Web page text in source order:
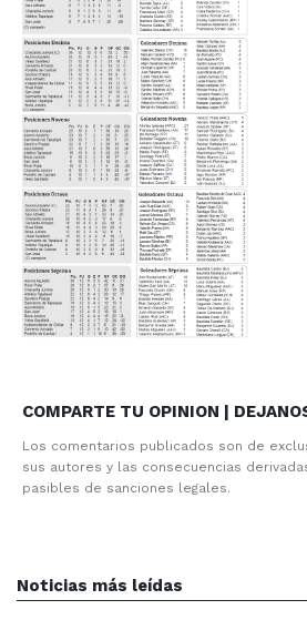
COMPARTE TU OPINION |
Los comentarios publicados son de
sus autores y las consecuencias
pasibles de sanciones legales.
Noticias más leídas